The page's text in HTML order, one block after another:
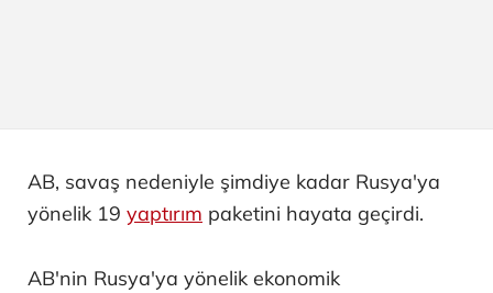
AB, savaş nedeniyle şimdiye kadar Rusya'ya
yönelik 19 yaptırım paketini hayata geçirdi.
AB'nin Rusya'ya yönelik ekonomik